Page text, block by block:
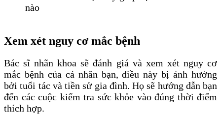
Xem xét nguy cơ mắc bệnh
Bác sĩ nhãn khoa sẽ đánh giá và xem xét nguy cơ
mắc bệnh của cá nhân bạn, điều này bị ảnh hưởng
bởi tuổi tác và tiền sử gia đình. Họ sẽ hướng dẫn bạn
đến các cuộc kiểm tra sức khỏe vào đúng thời điểm
thích hợp.